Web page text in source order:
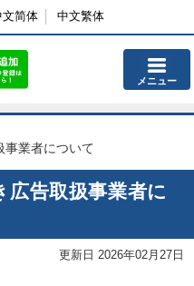
文简体 中文繁体
メニュー
事業者について
告取扱事業者に
更新日 2026年02月27日